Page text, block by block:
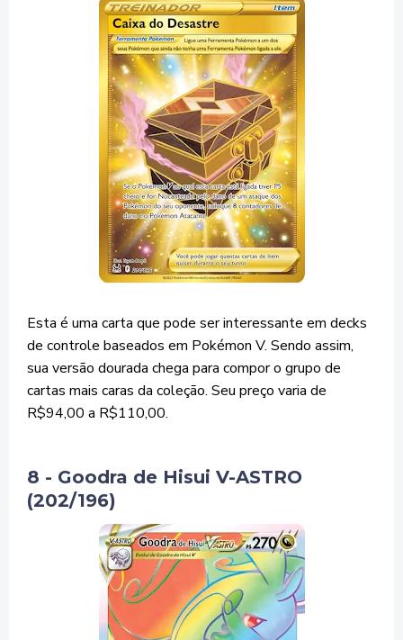
Esta é uma carta que pode ser interessante em decks
de controle baseados em Pokémon V. Sendo assim,
sua versão dourada chega para compor o grupo de
cartas mais caras da coleção. Seu preço varia de
R$94,00 a R$110,00.
8 - Goodra de Hisui V-ASTRO
(202/196)